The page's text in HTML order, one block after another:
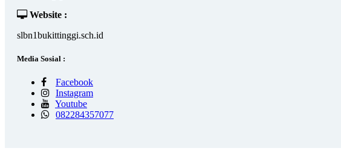
Website :
slbn1bukittinggi.sch.id
Media Sosial :
Facebook
Instagram
Youtube
082284357077